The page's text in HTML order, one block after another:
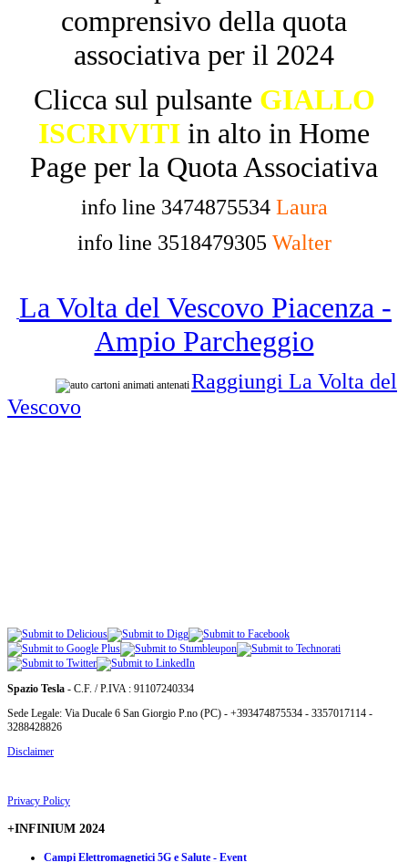
comprensivo della quota
associativa per il 2024
Clicca sul pulsante GIALLO
ISCRIVITI in alto in Home
Page per la Quota Associativa
info line 3474875534 Laura
info line 3518479305 Walter
La Volta del Vescovo Piacenza -
Ampio Parcheggio
Raggiungi La Volta del
Vescovo
Spazio Tesla - C.F. / P.IVA : 91107240334
Sede Legale: Via Ducale 6 San Giorgio P.no (PC) - +393474875534 - 3357017114 -
3288428826
Disclaimer
Privacy Policy
+INFINIUM 2024
Campi Elettromagnetici 5G e Salute - Event